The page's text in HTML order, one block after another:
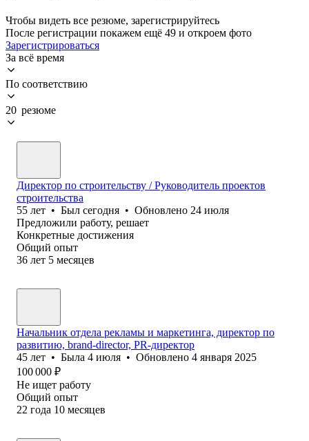
Чтобы видеть все резюме, зарегистрируйтесь
После регистрации покажем ещё 49 и откроем фото
Зарегистрироваться
За всё время
По соответствию
20 резюме
Директор по строительству / Руководитель проектов
строительства
55 лет • Был сегодня • Обновлено 24 июля
Предложили работу, решает
Конкретные достижения
Общий опыт
36 лет 5 месяцев
Начальник отдела рекламы и маркетинга, директор по
развитию, brand-director, PR-директор
45 лет • Была 4 июля • Обновлено 4 января 2025
100 000 ₽
Не ищет работу
Общий опыт
22 года 10 месяцев